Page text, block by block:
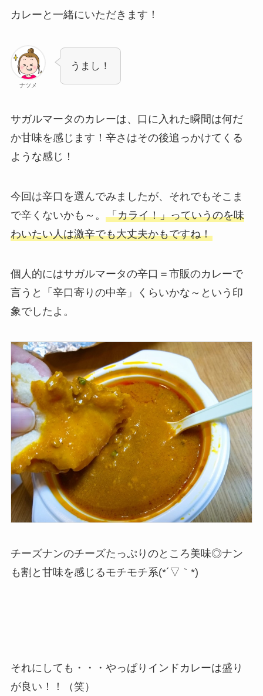
カレーと一緒にいただきます！
ナツメ
うまし！
サガルマータのカレーは、口に入れた瞬間は何だ
か甘味を感じます！辛さはその後追っかけてくる
ような感じ！
今回は辛口を選んでみましたが、それでもそこま
で辛くないかも～。 「カライ！」っていうのを味
わいたい人は激辛でも大丈夫かもですね！
個人的にはサガルマータの辛口＝市販のカレーで
言うと「辛口寄りの中辛」くらいかな～という印
象でしたよ。
チーズナンのチーズたっぷりのところ美味◎ナン
も割と甘味を感じるモチモチ系(*´▽｀*)
それにしても・・・やっぱりインドカレーは盛り
が良い！！（笑）